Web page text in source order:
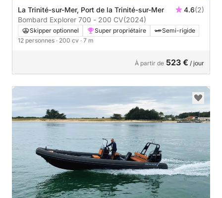
La Trinité-sur-Mer, Port de la Trinité-sur-Mer 4.6(2)
Bombard Explorer 700 - 200 CV(2024)
Skipper optionnel Super propriétaire
Semi-rigide
12 personnes · 200 cv · 7 m
À partir de 523 € / jour